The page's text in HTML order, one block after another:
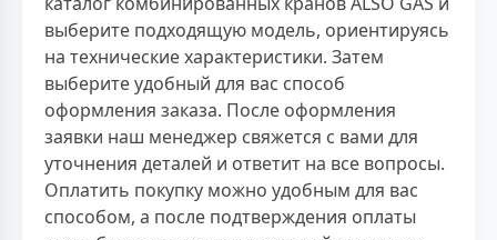
выберите подходящую модель, ориентируясь
на технические характеристики. Затем
выберите удобный для вас способ
оформления заказа. После оформления
заявки наш менеджер свяжется с вами для
уточнения деталей и ответит на все вопросы.
Оплатить покупку можно удобным для вас
способом, а после подтверждения оплаты